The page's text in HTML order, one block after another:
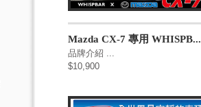
Mazda CX-7 專用 WHISPB...
品牌介紹 ...
$10,900